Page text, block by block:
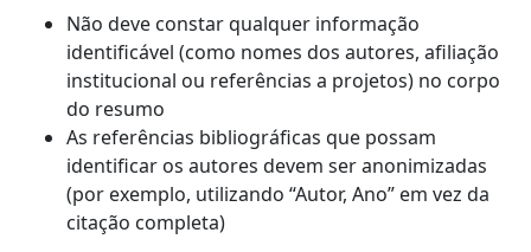
Não deve constar qualquer informação
identificável (como nomes dos autores, afiliação
institucional ou referências a projetos) no corpo
do resumo
As referências bibliográficas que possam
identificar os autores devem ser anonimizadas
(por exemplo, utilizando “Autor, Ano” em vez da
citação completa)